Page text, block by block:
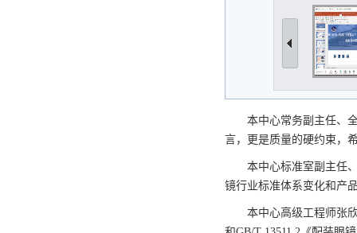
本中心常务副主任、
言，更是质量的硬约束，
本中心标准室副主任
镜行业标准体系变化和产
本中心高级工程师张